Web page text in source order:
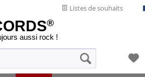
Listes de souhaits
®
aussi rock !